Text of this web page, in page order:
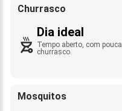
Churrasco
Dia ideal
Tempo aberto, com
churrasco.
Mosquitos